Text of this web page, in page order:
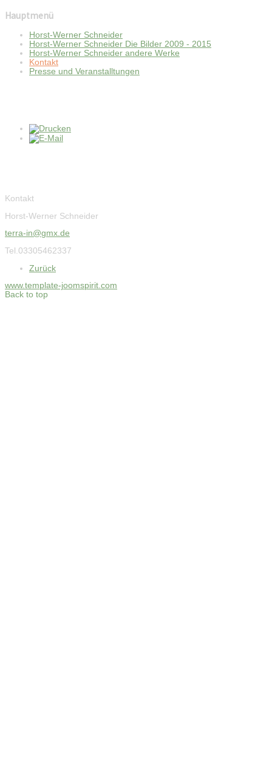
Hauptmenü
Horst-Werner Schneider
Horst-Werner Schneider Die Bilder 2009 - 2015
Horst-Werner Schneider andere Werke
Kontakt
Presse und Veranstalltungen
Kontakt
Horst-Werner Schneider
terra-in@gmx.de
Tel.03305462337
Zurück
www.template-joomspirit.com
Back to top